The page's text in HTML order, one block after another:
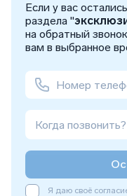
Если у вас
раздела "
на обратный
вам в выбранное
Когда позвонить?
Я даю своё